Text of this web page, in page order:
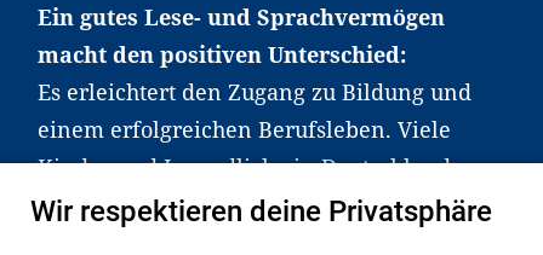
Ein gutes Lese- und Sprachvermögen
macht den positiven Unterschied:
Es erleichtert den Zugang zu Bildung und
einem erfolgreichen Berufsleben. Viele
Kinder und Jugendliche in Deutschland
haben aber große Schwierigkeiten dabei.
Wir respektieren deine Privatsphäre